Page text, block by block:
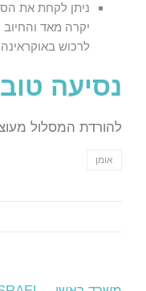
ניתן לקחת את
יקרה מאד
לרכוש באוקראינה SIM מקומי
נסיעה
להורדת המסלול
אומן